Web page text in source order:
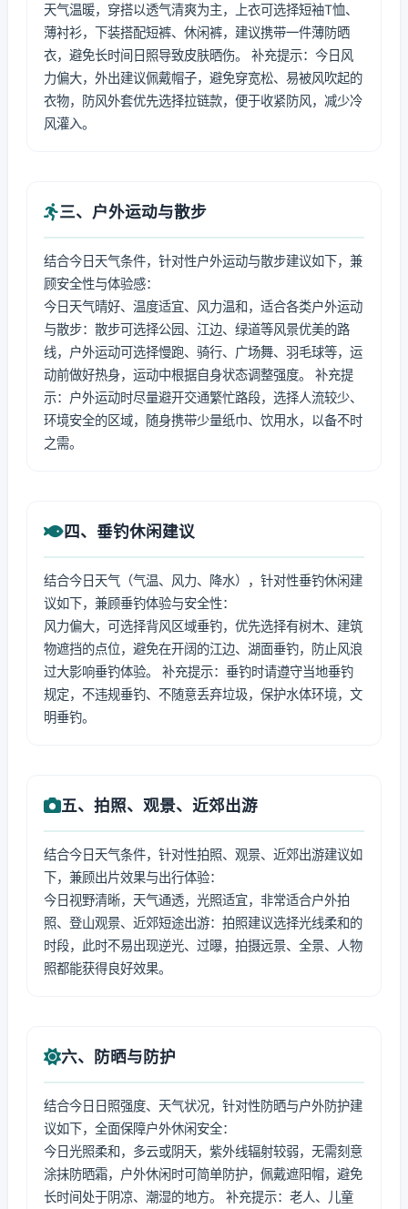
天气温暖，穿搭以透气清爽为主，上衣可选择短袖T恤、
薄衬衫，下装搭配短裤、休闲裤，建议携带一件薄防晒
衣，避免长时间日照导致皮肤晒伤。 补充提示：今日风
力偏大，外出建议佩戴帽子，避免穿宽松、易被风吹起的
衣物，防风外套优先选择拉链款，便于收紧防风，减少冷
风灌入。
三、户外运动与散步
结合今日天气条件，针对性户外运动与散步建议如下，兼
顾安全性与体验感：
今日天气晴好、温度适宜、风力温和，适合各类户外运动
与散步：散步可选择公园、江边、绿道等风景优美的路
线，户外运动可选择慢跑、骑行、广场舞、羽毛球等，运
动前做好热身，运动中根据自身状态调整强度。 补充提
示：户外运动时尽量避开交通繁忙路段，选择人流较少、
环境安全的区域，随身携带少量纸巾、饮用水，以备不时
之需。
四、垂钓休闲建议
结合今日天气（气温、风力、降水），针对性垂钓休闲建
议如下，兼顾垂钓体验与安全性：
风力偏大，可选择背风区域垂钓，优先选择有树木、建筑
物遮挡的点位，避免在开阔的江边、湖面垂钓，防止风浪
过大影响垂钓体验。 补充提示：垂钓时请遵守当地垂钓
规定，不违规垂钓、不随意丢弃垃圾，保护水体环境，文
明垂钓。
五、拍照、观景、近郊出游
结合今日天气条件，针对性拍照、观景、近郊出游建议如
下，兼顾出片效果与出行体验：
今日视野清晰，天气通透，光照适宜，非常适合户外拍
照、登山观景、近郊短途出游：拍照建议选择光线柔和的
时段，此时不易出现逆光、过曝，拍摄远景、全景、人物
照都能获得良好效果。
六、防晒与防护
结合今日日照强度、天气状况，针对性防晒与户外防护建
议如下，全面保障户外休闲安全：
今日光照柔和，多云或阴天，紫外线辐射较弱，无需刻意
涂抹防晒霜，户外休闲时可简单防护，佩戴遮阳帽，避免
长时间处于阴凉、潮湿的地方。 补充提示：老人、儿童